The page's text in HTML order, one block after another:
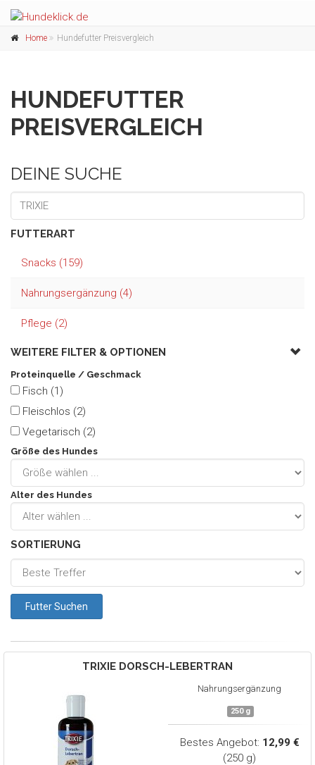
Home Hundefutter Preisvergleich
HUNDEFUTTER
PREISVERGLEICH
DEINE SUCHE
FUTTERART
Snacks (159)
Nahrungsergänzung (4)
Pflege (2)
WEITERE FILTER & OPTIONEN
Proteinquelle / Geschmack
Fisch (1)
Fleischlos (2)
Vegetarisch (2)
Größe des Hundes
Alter des Hundes
SORTIERUNG
TRIXIE DORSCH-LEBERTRAN
Nahrungsergänzung
250 g
Bestes Angebot: 12,99 €
(250 g)